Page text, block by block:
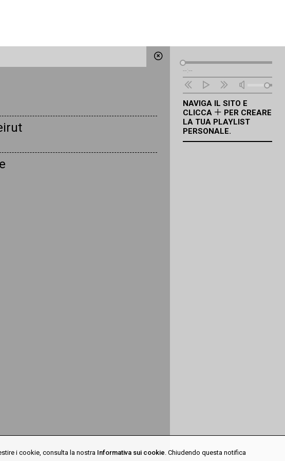
Lettore
Audio
--:--
NAVIGA IL SITO E
CLICCA
PER CREARE
LA TUA PLAYLIST
PERSONALE.
i cookie, consulta la nostra Informativa sui cookie. Chiudendo questa notifica